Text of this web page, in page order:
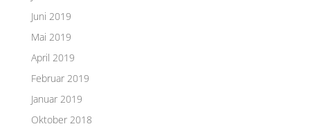
Juni 2019
Mai 2019
April 2019
Februar 2019
Januar 2019
Oktober 2018